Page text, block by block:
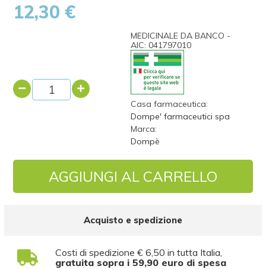
12,30 €
MEDICINALE DA BANCO -
AIC: 041797010
Casa farmaceutica:
Dompe' farmaceutici spa
Marca:
Dompè
AGGIUNGI AL CARRELLO
Acquisto e spedizione
Costi di spedizione € 6,50 in tutta Italia,
gratuita sopra i 59,90 euro di spesa